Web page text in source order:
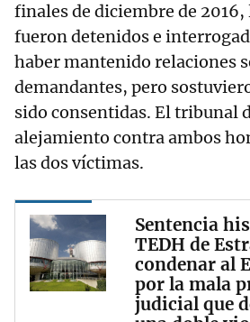
finales de diciembre de
fueron detenidos e
haber mantenido relaciones
demandantes, pero
sido consentidas. El tribunal
alejamiento contra ambos
las dos víctimas.
Sentencia
TEDH de
condenar al
por la mala
judicial que